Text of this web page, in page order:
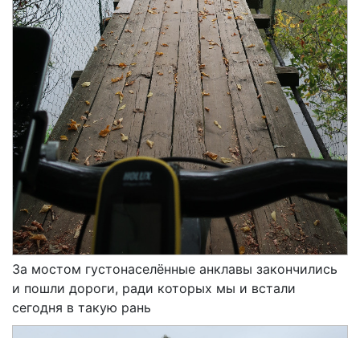
За мостом густонаселённые анклавы закончились
и пошли дороги, ради которых мы и встали
сегодня в такую рань